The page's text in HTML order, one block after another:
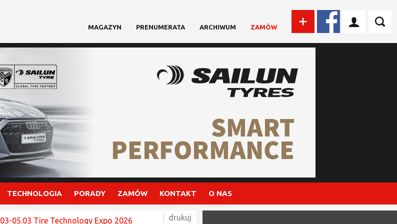
MAGAZYN PRENUMERATA ARCHIWUM ZAMÓW
TECHNOLOGIA PORADY ZAMÓW KONTAKT O NAS
03-05.03 Tire Technology Expo 2026 drukuj